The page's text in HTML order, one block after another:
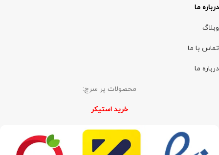
درباره ما
وبلاگ
تماس با ما
درباره ما
محصولات پر سرچ:
خرید استیکر